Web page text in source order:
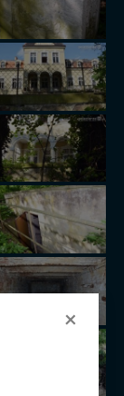
×